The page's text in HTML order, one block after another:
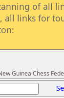
of all
all links for
Guinea Chess